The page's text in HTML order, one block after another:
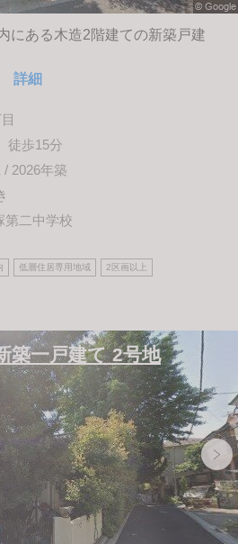
にある木造2階建ての新築戸建
詳細
徒歩15分
/ 2026年築
第二中学校
低層住居専用地域 2区画以上
築一戸建て 2号地